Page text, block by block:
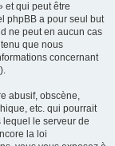
et qui peut être
phpBB a pour seul but
ne peut en aucun cas
que nous
concernant
abusif, obscène,
etc. qui pourrait
le serveur de
la loi